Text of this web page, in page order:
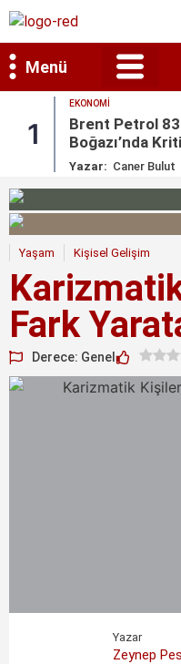
Menü
1
EKONOMI
Brent Petrol
Boğazı’nda
Yazar: Caner Bulut
Yaşam Kişisel Gelişim
Fark
Derece: Genel
Yazar
Zeynep